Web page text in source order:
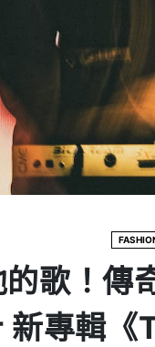
的歌！
專輯